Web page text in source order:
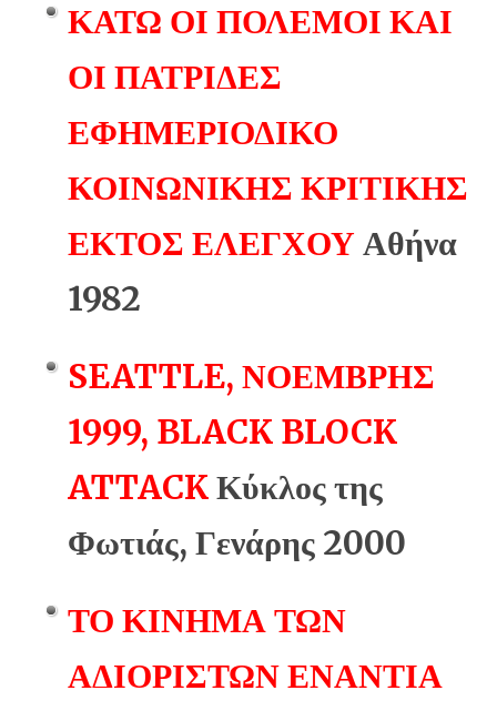
ΚΑΤΩ ΟΙ ΠΟΛΕΜΟΙ ΚΑΙ
ΟΙ ΠΑΤΡΙΔΕΣ
ΕΦΗΜΕΡΙΟΔΙΚΟ
ΚΟΙΝΩΝΙΚΗΣ ΚΡΙΤΙΚΗΣ
ΕΚΤΟΣ ΕΛΕΓΧΟΥΑθήνα
1982
SEATTLE, ΝΟΕΜΒΡΗΣ
1999, BLACK BLOCK
ATTACK Κύκλος της
Φωτιάς, Γενάρης 2000
ΤΟ ΚΙΝΗΜΑ ΤΩΝ
ΑΔΙΟΡΙΣΤΩΝ ΕΝΑΝΤΙΑ